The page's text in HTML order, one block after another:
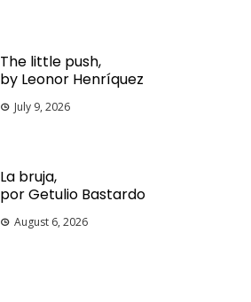
The little push,
by Leonor Henríquez
July 9, 2026
La bruja,
por Getulio Bastardo
August 6, 2026